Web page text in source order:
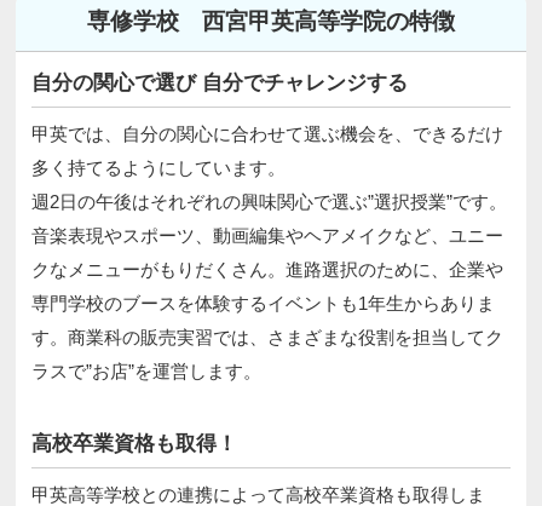
専修学校 西宮甲英高等学院の特徴
自分の関心で選び 自分でチャレンジする
甲英では、自分の関心に合わせて選ぶ機会を、できるだけ
多く持てるようにしています。
週2日の午後はそれぞれの興味関心で選ぶ”選択授業”です。
音楽表現やスポーツ、動画編集やヘアメイクなど、ユニー
クなメニューがもりだくさん。進路選択のために、企業や
専門学校のブースを体験するイベントも1年生からありま
す。商業科の販売実習では、さまざまな役割を担当してク
ラスで”お店”を運営します。
高校卒業資格も取得！
甲英高等学校との連携によって高校卒業資格も取得しま